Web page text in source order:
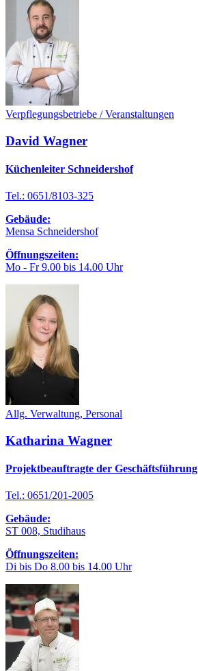
Verpflegungsbetriebe / Veranstaltungen
David Wagner
Küchenleiter Schneidershof
Tel.: 0651/8103-325
Gebäude:
Mensa Schneidershof
Öffnungszeiten:
Mo - Fr 9.00 bis 14.00 Uhr
Allg. Verwaltung, Personal
Katharina Wagner
Projektbeauftragte der Geschäftsführung
Tel.: 0651/201-2005
Gebäude:
ST 008, Studihaus
Öffnungszeiten:
Di bis Do 8.00 bis 14.00 Uhr